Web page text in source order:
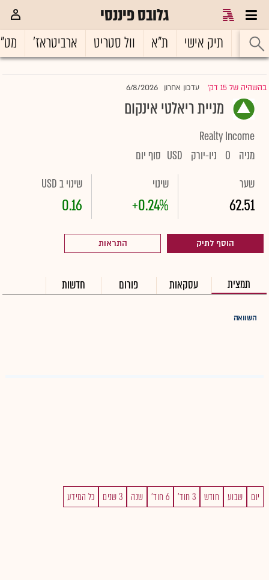
גלובס פיננסי
ראשי תיק אישי ת"א וול סטריט ארביטראז'
בהשהיה של 15 דק' |עדכון אחרון 6/8/2026
מניית ריאלטי אינקום
Realty Income
מניה
O ניו-יורק USD סוף יום
שער
62.51
שינוי
+0.24%
שינוי ב USD
0.16
הוסף לתיק התראות
תמצית עסקאות פורום חדשות
השוואה
יום שבוע חודש 3 חוד' 6 חוד' שנה 3 שנים כל המידע